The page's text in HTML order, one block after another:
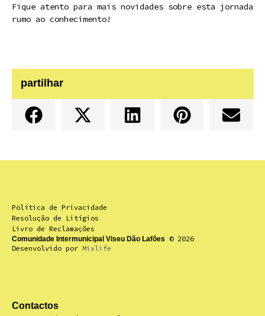
Fique atento para mais novidades sobre esta jornada
rumo ao conhecimento!
partilhar
Política de Privacidade
Resolução de Litígios
Livro de Reclamações
Comunidade Intermunicipal Viseu Dão Lafões
© 2026
Desenvolvido por Mixlife
Contactos